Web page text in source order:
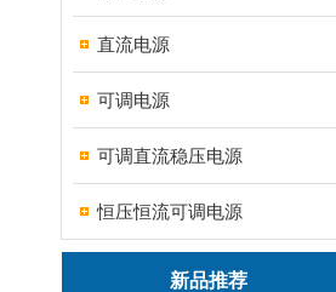
直流电源
可调电源
可调直流稳压电源
恒压恒流可调电源
新品推荐